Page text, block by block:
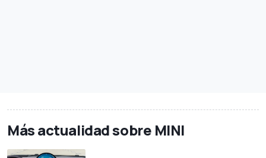
Más actualidad sobre MINI